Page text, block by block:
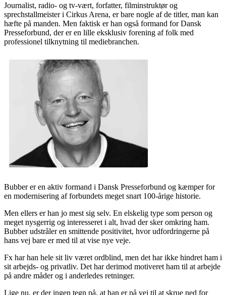
Journalist, radio- og tv-vært, forfatter, filminstruktør og
sprechstallmeister i Cirkus Arena, er bare nogle af de titler, man kan
hæfte på manden. Men faktisk er han også formand for Dansk
Presseforbund, der er en lille eksklusiv forening af folk med
professionel tilknytning til mediebranchen.
Bubber er en aktiv formand i Dansk Presseforbund og kæmper for
en modernisering af forbundets meget snart 100-årige historie.
Men ellers er han jo mest sig selv. En elskelig type som person og
meget nysgerrig og interesseret i alt, hvad der sker omkring ham.
Bubber udstråler en smittende positivitet, hvor udfordringerne på
hans vej bare er med til at vise nye veje.
Fx har han hele sit liv været ordblind, men det har ikke hindret ham i
sit arbejds- og privatliv. Det har derimod motiveret ham til at arbejde
på andre måder og i anderledes retninger.
Lige nu, er der ingen tegn på, at han er på vej til at skrue ned for